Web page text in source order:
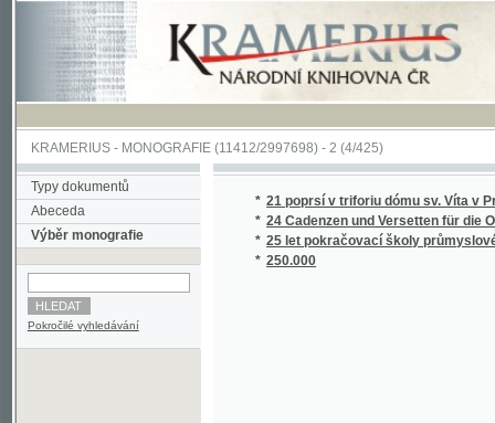
KRAMERIUS-MONOGRAFIE(11412/2997698) -2 (4/425)
Typy dokumentů
Abeceda
Výběr monografie
Pokročilé vyhledávání
24 Cadenzen und Versetten für die Orgel
25 let pokračovací školy průmyslové a 20
250.000